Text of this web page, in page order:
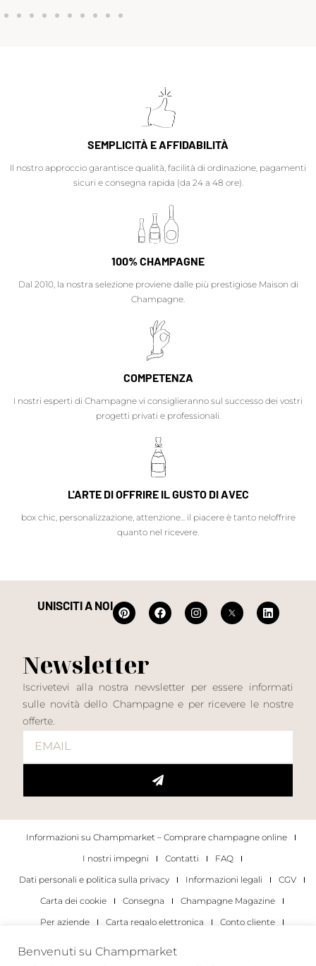
SEMPLICITÀ E AFFIDABILITÀ
Il nostro approccio garantisce qualità, facilità di ordinazione, pagamenti
sicuri e consegna rapida (da 24 a 48 ore).
100% CHAMPAGNE
Dal 2010, la nostra selezione proviene dalle più prestigiose Maison di
Champagne.
COMPETENZA
I nostri esperti di Champagne vi consiglieranno sul successo dei vostri
progetti privati e professionali.
L'ARTE DI OFFRIRE IL GUSTO DI AVEC
box chic, personalizzazione, attenzione... il piacere è tanto neloffrire
quanto nel ricevere.
UNISCITI A NOI
Newsletter
Iscrivetevi alla nostra newsletter per essere informati
sulle novità dello Champagne e per ricevere le nostre
offerte.
Informazioni su Champmarket – Comprare champagne online
I nostri impegni
Contatti
FAQ
Dati personali e politica sulla privacy
Informazioni legali
CGV
Carta dei cookie
Consegna
Champagne Magazine
Per aziende
Carta regalo elettronica
Conto cliente
Benvenuti su Champmarket